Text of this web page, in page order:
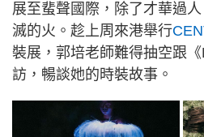
展至蜚聲國際，除了才華過
滅的火。趁上周來港舉行
裝展，郭培老師難得抽空跟
訪，暢談她的時裝故事。